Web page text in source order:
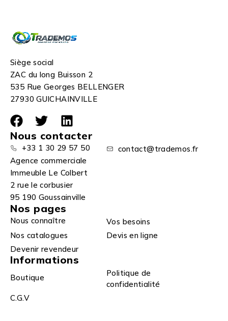
Siège social
ZAC du long Buisson 2
535 Rue Georges BELLENGER
27930 GUICHAINVILLE
Nous contacter
+33 1 30 29 57 50
contact@trademos.fr
Agence commerciale
Immeuble Le Colbert
2 rue le corbusier
95 190 Goussainville
Nos pages
Nous connaître
Vos besoins
Nos catalogues
Devis en ligne
Devenir revendeur
Informations
Boutique
Politique de
confidentialité
C.G.V